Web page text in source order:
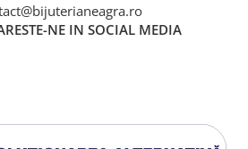
NE IN SOCIAL MEDIA